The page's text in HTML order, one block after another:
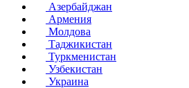
Азербайджан
Армения
Молдова
Таджикистан
Туркменистан
Узбекистан
Украина